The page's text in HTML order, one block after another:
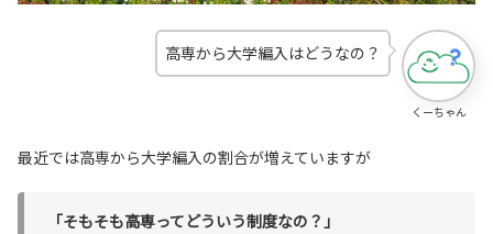
くーちゃん
高専から大学編入はどうなの？
最近では高専から大学編入の割合が増えていますが
「そもそも高専ってどういう制度なの？」